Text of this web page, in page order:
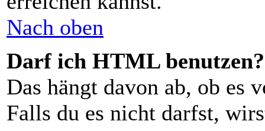
Nach oben
Darf ich HTML benutzen?
Das hängt davon ab, ob es
Falls du es nicht darfst,